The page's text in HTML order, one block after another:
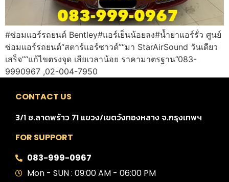
#ซ่อมแอร์รถยนต์ Bentley#แอร์เย็นน้อยลง#น้ำยาแอร์รั่ว ศูนย์
ซ่อมแอร์รถยนต์“สตาร์แอร์ซาวด์”“มา StarAirSound วันเดียว
เสร็จ”“แก้ไขตรงจุด เสียเวลาน้อย ราคามาตรฐาน”083-
9990967 ,02-004-7950
CONTACT US
3/1 ซ.ลาดพร้าว 71 แขวง/เขตวังทองหลาง จ.กรุงเทพฯ
FOR SUPPORT
083-999-0967
Mon - SUN : 09:00 AM - 06:00 PM